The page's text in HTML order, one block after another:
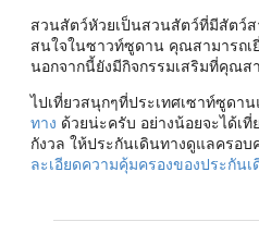
สวนสัตว์หัวยเป็นสวนสัตว์ที่มีสัตว์
สนใจในซาวท์ซูดาน คุณสามารถ
นอกจากนี้ยังมีกิจกรรมเสริมที่คุณส
ไปเที่ยวสนุกๆที่ประเทศเซาท์ซูดา
ทาง ด้วยน่ะครับ อย่างน้อยจะได้เ
กังวล ให้ประกันเดินทางดูแลครอ
ละเอียดความคุ้มครองของประกันเ